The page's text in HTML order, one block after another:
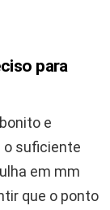
para
e
o suficiente
em mm
que o ponto